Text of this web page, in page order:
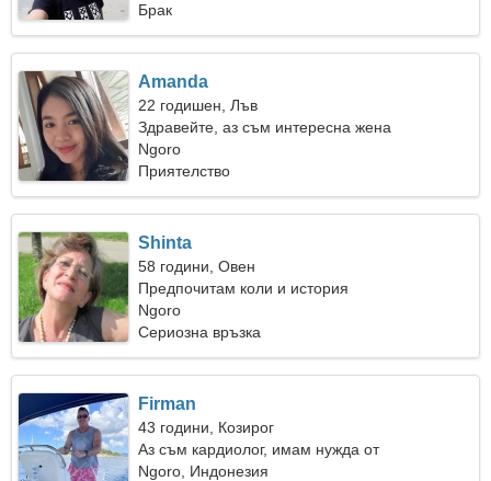
Брак
Amanda
22 годишен, Лъв
Здравейте, аз съм интересна жена
Ngoro
Приятелство
Shinta
58 години, Овен
Предпочитам коли и история
Ngoro
Сериозна връзка
Firman
43 години, Козирог
Аз съм кардиолог, имам нужда от
очарователна жена
Ngoro, Индонезия